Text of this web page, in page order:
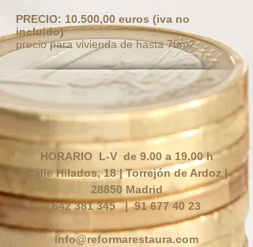
PRECIO: 10.500,00 euros (iva no
incluido)
precio para vivienda de hasta 70m2
HORARIO L-V de 9.00 a 19.00 h
Calle Hilados, 18 | Torrejón de Ardoz |
28850 Madrid
642 381 345|91 677 40 23
info@reformarestaura.com